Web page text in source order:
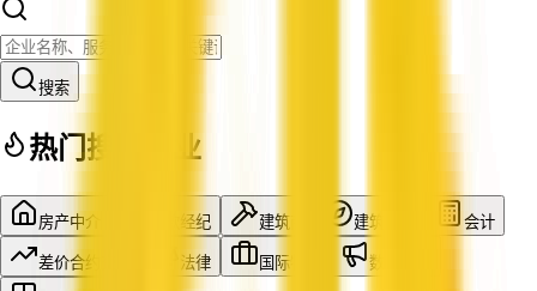
搜索
热门搜索行业
房产中介 贷款经纪 建筑商 建筑设计 会计
差价合约交易 法律 国际物流 数字营销